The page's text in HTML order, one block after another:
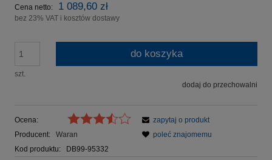
Cena netto: 1 089,60 zł
bez 23% VAT i kosztów dostawy
szt.
do koszyka
dodaj do przechowalni
Ocena:
Producent:
Waran
Kod produktu:
DB99-95332
zapytaj o produkt
poleć znajomemu